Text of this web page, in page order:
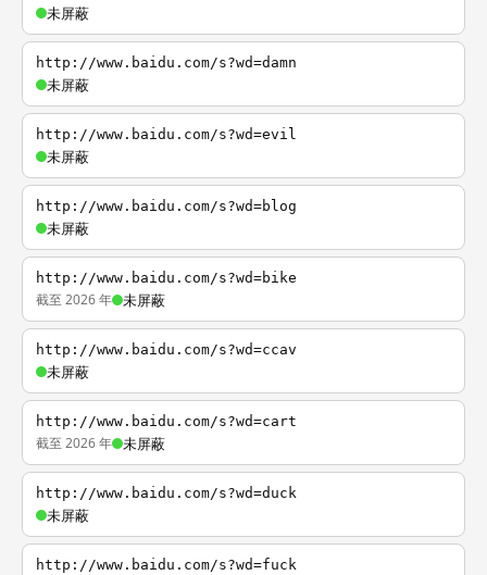
未屏蔽
http://www.baidu.com/s?wd=damn
未屏蔽
http://www.baidu.com/s?wd=evil
未屏蔽
http://www.baidu.com/s?wd=blog
未屏蔽
http://www.baidu.com/s?wd=bike
截至 2026 年 未屏蔽
http://www.baidu.com/s?wd=ccav
未屏蔽
http://www.baidu.com/s?wd=cart
截至 2026 年 未屏蔽
http://www.baidu.com/s?wd=duck
未屏蔽
http://www.baidu.com/s?wd=fuck